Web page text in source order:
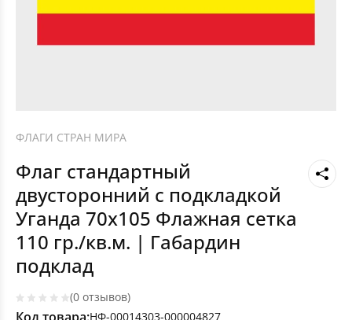
ФЛАГИ СТРАН МИРА
Флаг стандартный
двусторонний с подкладкой
Уганда 70х105 Флажная сетка
110 гр./кв.м. | Габардин
подклад
(0 отзывов)
НФ-00014303-000004827